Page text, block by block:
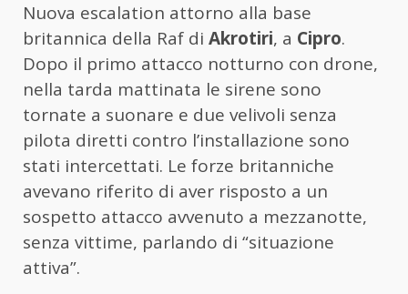
Nuova escalation attorno alla base
britannica della Raf di Akrotiri, a Cipro.
Dopo il primo attacco notturno con drone,
nella tarda mattinata le sirene sono
tornate a suonare e due velivoli senza
pilota diretti contro l’installazione sono
stati intercettati. Le forze britanniche
avevano riferito di aver risposto a un
sospetto attacco avvenuto a mezzanotte,
senza vittime, parlando di “situazione
attiva”.